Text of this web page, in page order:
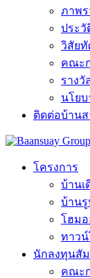
ภาพ
ประ
วิสัย
คณะ
ราง
นโย
ติดต่อบ้านส
โครงการ
บ้านเ
บ้าน
โฮม
ทาวน์
นักลงทุนสั
คณะ